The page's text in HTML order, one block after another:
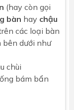
(hay còn gọi
bàn hay chậu
các loại bàn
dưới như
chùi
bám bẩn